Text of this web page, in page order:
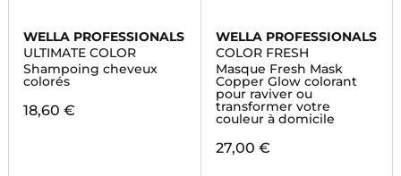
WELLA PROFESSIONALS
ULTIMATE COLOR
Shampoing cheveux
colorés
18,60 €
WELLA PROFESSIONALS
COLOR FRESH
Masque Fresh Mask
Copper Glow colorant
pour raviver ou
transformer votre
couleur à domicile
27,00 €